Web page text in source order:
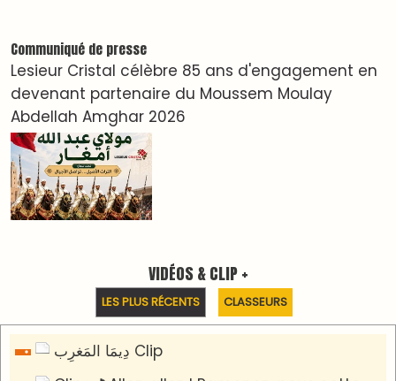
🎵Bulldozer Blues
Clip : 🎵 LE BLUES DE L'IA
🎵 Ormuzera bien, qui ormuzera le dernier
Reportages
Nizar Baraka préside à Marrakech une rencontre
sur la régionalisation avancée et l’équité